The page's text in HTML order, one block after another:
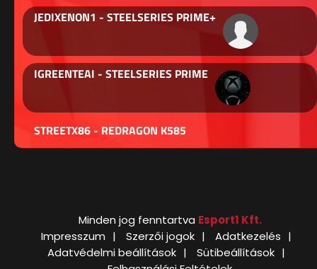
JEDIXENON1 - STEELSERIES PRIME+
IGREENTEAI - STEELSERIES PRIME
STREETX86 - REDRAGON K585
Minden jog fenntartva Esport1 Kft.
Impresszum
Szerzői jogok
Adatkezelés
Adatvédelmi beállítások
Sütibeállítások